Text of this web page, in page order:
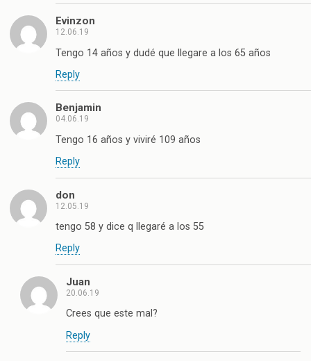
Evinzon
12.06.19
Tengo 14 años y dudé que llegare a los 65 años
Reply
Benjamin
04.06.19
Tengo 16 años y viviré 109 años
Reply
don
12.05.19
tengo 58 y dice q llegaré a los 55
Reply
Juan
20.06.19
Crees que este mal?
Reply